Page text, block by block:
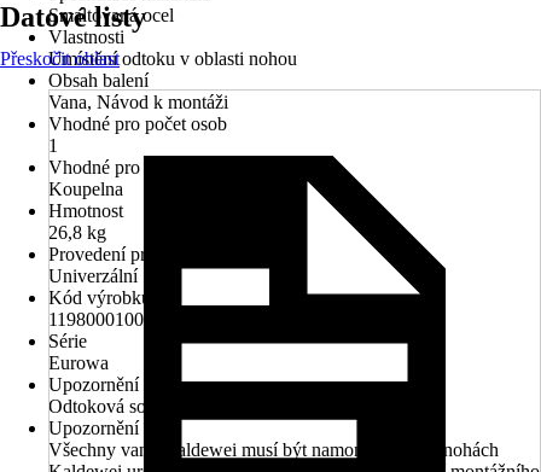
Smaltovaná ocel
Vlastnosti
Umístění odtoku v oblasti nohou
Obsah balení
Vana, Návod k montáži
Vhodné pro počet osob
1
Vhodné pro prostory
Koupelna
Hmotnost
26,8 kg
Provedení pro rohovou montáž
Univerzální
Kód výrobku
119800010001
Série
Eurowa
Upozornění
Odtoková souprava a nohy nejsou součástí dodávky
Upozornění
Všechny vany Kaldewei musí být namontovány na nohách
Datové listy
Přeskočit oblast